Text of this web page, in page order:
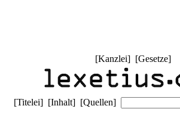
[Kanzlei] [Gesetze]
[Titelei] [Inhalt] [Quellen]